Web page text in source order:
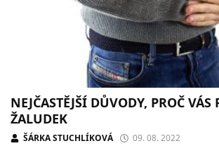
NEJČASTĚJŠÍ DŮVODY, PROČ
ŽALUDEK
ŠÁRKA STUCHLÍKOVÁ 09. 08. 2022